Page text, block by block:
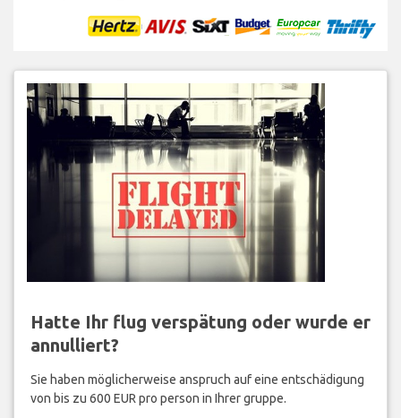
Hatte Ihr flug verspätung oder wurde er
annulliert?
Sie haben möglicherweise anspruch auf eine entschädigung
von bis zu 600 EUR pro person in Ihrer gruppe.